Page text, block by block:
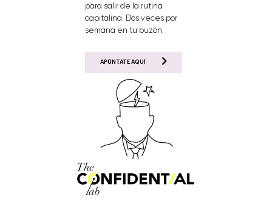
para salir de la rutina
capitalina. Dos veces por
semana en tu buzón.
APÚNTATE AQUÍ